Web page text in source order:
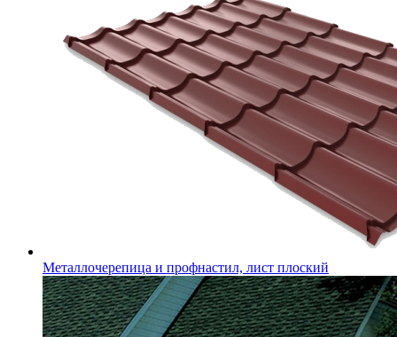
Металлочерепица и профнастил, лист плоский